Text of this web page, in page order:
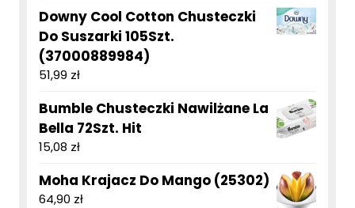
Downy Cool Cotton Chusteczki
Do Suszarki 105Szt.
(37000889984)
51,99 zł
Bumble Chusteczki Nawilżane La
Bella 72Szt. Hit
15,08 zł
Moha Krajacz Do Mango (25302)
64,90 zł